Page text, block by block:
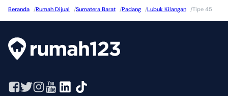
Beranda /Rumah Dijual /Sumatera Barat /Padang /Lubuk Kilangan /Tipe 45